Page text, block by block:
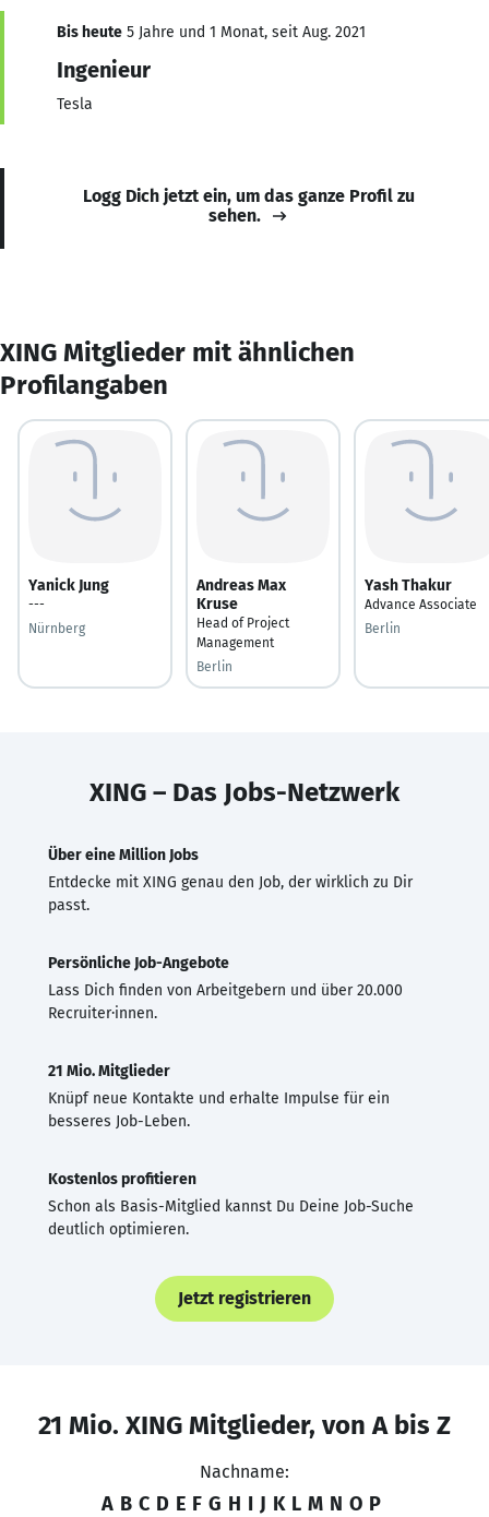
Bis heute 5 Jahre und 1 Monat, seit Aug. 2021
Ingenieur
Tesla
Logg Dich jetzt ein, um das ganze Profil zu
sehen.
XING Mitglieder mit ähnlichen
Profilangaben
Yanick Jung
---
Nürnberg
Andreas Max
Kruse
Head of Project
Management
Berlin
Yash Thakur
Advance Associate
Berlin
XING – Das Jobs-Netzwerk
Über eine Million Jobs
Entdecke mit XING genau den Job, der wirklich zu Dir
passt.
Persönliche Job-Angebote
Lass Dich finden von Arbeitgebern und über 20.000
Recruiter·innen.
21 Mio. Mitglieder
Knüpf neue Kontakte und erhalte Impulse für ein
besseres Job-Leben.
Kostenlos profitieren
Schon als Basis-Mitglied kannst Du Deine Job-Suche
deutlich optimieren.
Jetzt registrieren
21 Mio. XING Mitglieder, von A bis Z
Nachname:
A B C D E F G H I J K L M N O P